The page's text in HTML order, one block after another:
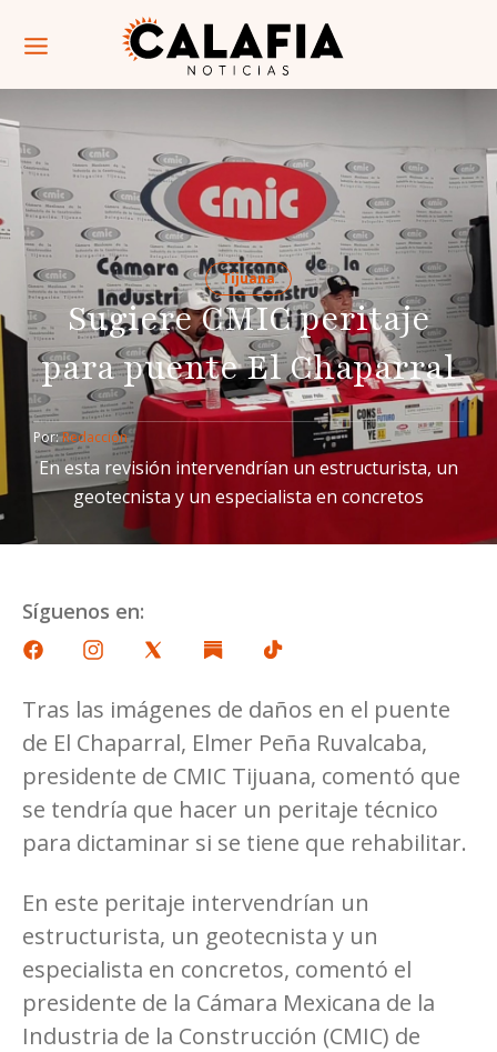
Tijuana
Sugiere CMIC peritaje
para puente El Chaparral
Por: Redacción
En esta revisión intervendrían un estructurista, un
geotecnista y un especialista en concretos
Síguenos en:
Tras las imágenes de daños en el puente
de El Chaparral, Elmer Peña Ruvalcaba,
presidente de CMIC Tijuana, comentó que
se tendría que hacer un peritaje técnico
para dictaminar si se tiene que rehabilitar.
En este peritaje intervendrían un
estructurista, un geotecnista y un
especialista en concretos, comentó el
presidente de la Cámara Mexicana de la
Industria de la Construcción (CMIC) de